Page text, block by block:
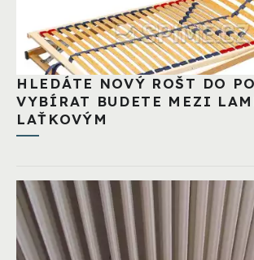
HLEDÁTE NOVÝ ROŠT DO
VYBÍRAT BUDETE MEZI
LAŤKOVÝM